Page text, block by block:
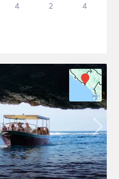
4 2 4